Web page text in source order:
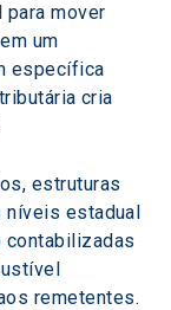
mover
um
específica
cria
estruturas
níveis estadual
contabilizadas
remetentes.